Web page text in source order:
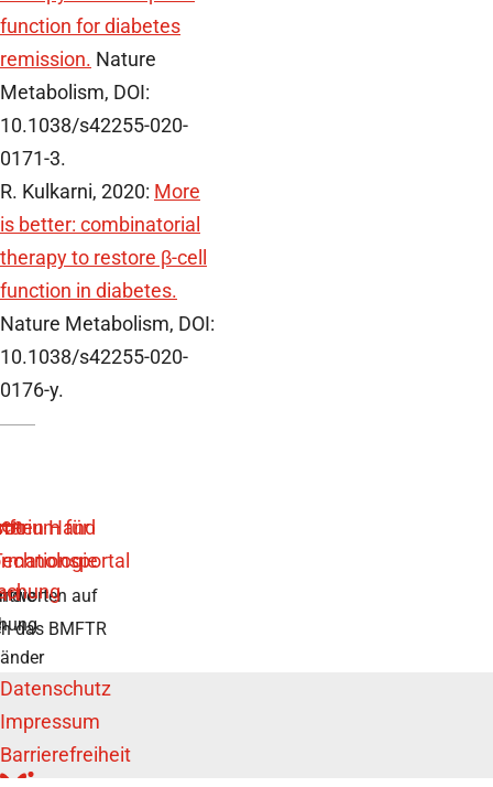
function for diabetes
remission. Nature
Metabolism, DOI:
10.1038/s42255-020-
0171-3.
R. Kulkarni, 2020: More
is better: combinatorial
therapy to restore β-cell
function in diabetes.
Nature Metabolism, DOI:
10.1038/s42255-020-
0176-y.
auf
die
das BMFTR
Datenschutz
Impressum
Barrierefreiheit